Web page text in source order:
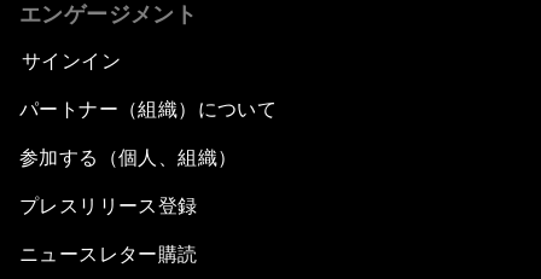
エンゲージメント
サインイン
パートナー（組織）について
参加する（個人、組織）
プレスリリース登録
ニュースレター購読